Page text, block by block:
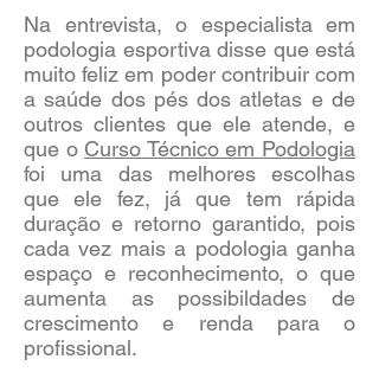
Na entrevista, o especialista em
podologia esportiva disse que está
muito feliz em poder contribuir com
a saúde dos pés dos atletas e de
outros clientes que ele atende, e
que oCurso Técnico em Podologia
foi uma das melhores escolhas
que ele fez, já que tem rápida
duração e retorno garantido, pois
cada vez mais a podologia ganha
espaço e reconhecimento, o que
aumenta as possibildades de
crescimento e renda para o
profissional.